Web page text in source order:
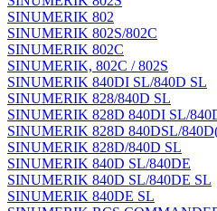
SINUMERIK 802
SINUMERIK 802S/802C
SINUMERIK 802C
SINUMERIK, 802C / 802S
SINUMERIK 840DI SL/840D SL
SINUMERIK 828/840D SL
SINUMERIK 828D 840DI SL/
SINUMERIK 828D 840DSL/
SINUMERIK 828D/840D SL
SINUMERIK 840D SL/840DE
SINUMERIK 840D SL/840DE SL
SINUMERIK 840DE SL